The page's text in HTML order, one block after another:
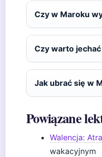
Czy w Maroku
Czy warto
Jak ubrać się w
Powiązane
Walencja:
wakacyjnym